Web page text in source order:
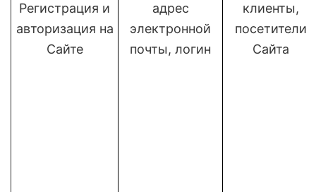
Регистрация и
авторизация на
Сайте
адрес
электронной
почты, логин
клиенты,
посетители
Сайта